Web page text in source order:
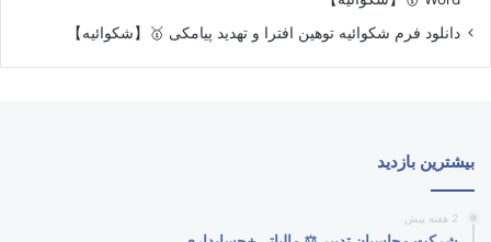
دانلود فرم شکوائیه توهین افترا و تهدید پیامکی 🥇【شکوائیه】
بیشترین بازدید
2 هفته پیش